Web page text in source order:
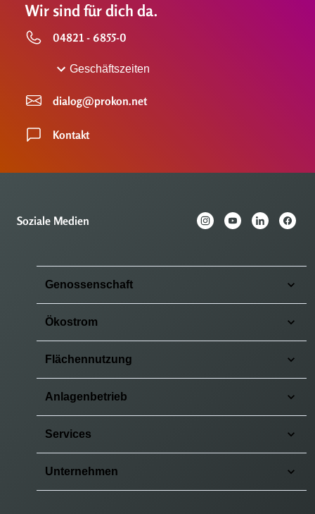
Wir sind für dich da.
04821 - 6855-0
Geschäftszeiten
dialog@prokon.net
Kontakt
Soziale Medien
Genossenschaft
Ökostrom
Flächennutzung
Anlagenbetrieb
Services
Unternehmen